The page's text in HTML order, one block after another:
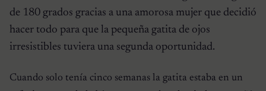
de 180 grados gracias a una amorosa mujer que decidió
hacer todo para que la pequeña gatita de ojos
irresistibles tuviera una segunda oportunidad.
Cuando solo tenía cinco semanas la gatita estaba en un